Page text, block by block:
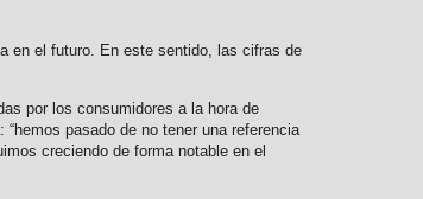
en el futuro. En este sentido, las cifras de
por los consumidores a la hora de
pasado de no tener una referencia
creciendo de forma notable en el